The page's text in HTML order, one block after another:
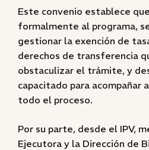
Este convenio establece
formalmente al programa,
gestionar la exención de
derechos de transferencia
obstaculizar el trámite, y
capacitado para acompañar
todo el proceso.
Por su parte, desde el IPV,
Ejecutora y la Dirección de